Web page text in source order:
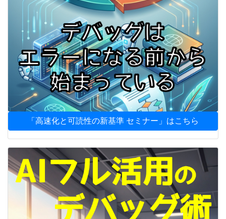
「高速化と可読性の新基準 セミナー」はこちら